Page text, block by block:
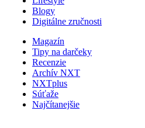
Blogy
Digitálne zručnosti
Magazín
Tipy na darčeky
Recenzie
Archív NXT
NXTplus
Súťaže
Najčítanejšie